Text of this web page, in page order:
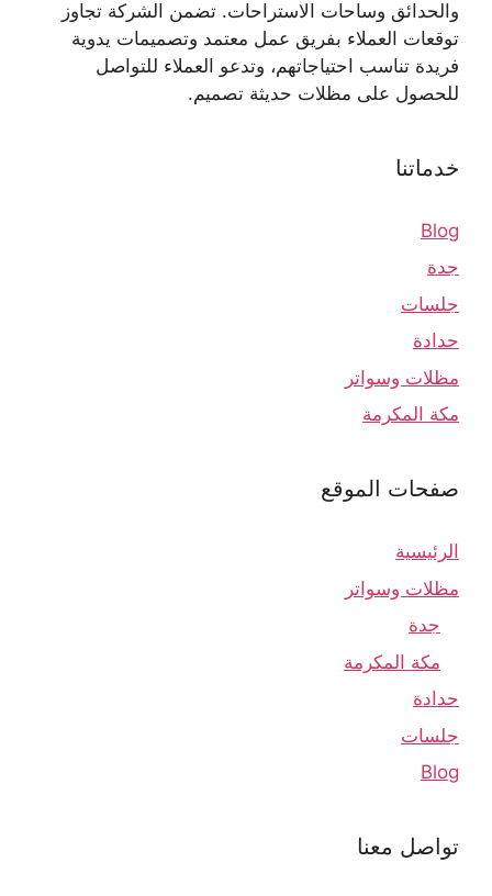
والحدائق وساحات الاستراحات. تضمن الشركة تجاوز
توقعات العملاء بفريق عمل معتمد وتصميمات يدوية
فريدة تناسب احتياجاتهم، وتدعو العملاء للتواصل
للحصول على مظلات حديثة تصميم.
خدماتنا
Blog
جدة
جلسات
حدادة
مظلات وسواتر
مكة المكرمة
صفحات الموقع
الرئيسية
مظلات وسواتر
جدة
مكة المكرمة
حدادة
جلسات
Blog
تواصل معنا